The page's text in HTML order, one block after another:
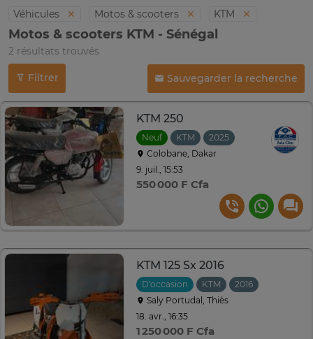
Véhicules
Motos & scooters KTM
Motos & scooters KTM - Sénégal
2 résultats trouvés
Filtrer Sauvegarder la recherche
KTM 250
Neuf KTM
2025
Colobane, Dakar
9. juil., 15:53
550 000 F Cfa
KTM 125 Sx 2016
D'occasion KTM
2016
Saly Portudal, Thiès
18. avr., 16:35
1 250 000 F Cfa